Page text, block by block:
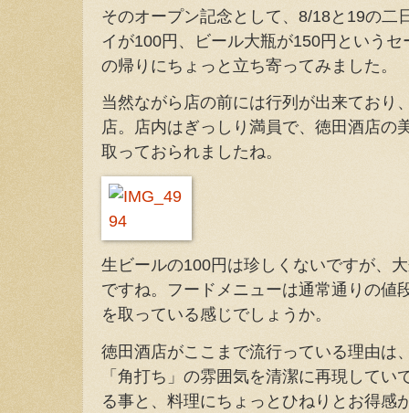
そのオープン記念として、8/18と19の二
イが100円、ビール大瓶が150円という
の帰りにちょっと立ち寄ってみました。
当然ながら店の前には行列が出来ており
店。店内はぎっしり満員で、徳田酒店の
取っておられましたね。
生ビールの100円は珍しくないですが、
ですね。フードメニューは通常通りの値
を取っている感じでしょうか。
徳田酒店がここまで流行っている理由は
「角打ち」の雰囲気を清潔に再現して
る事と、料理にちょっとひねりとお得感